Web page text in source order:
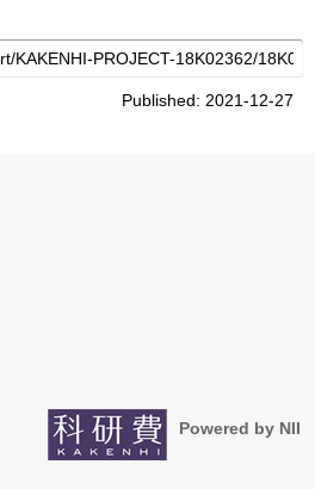
Published: 2021-12-27
Powered by NII